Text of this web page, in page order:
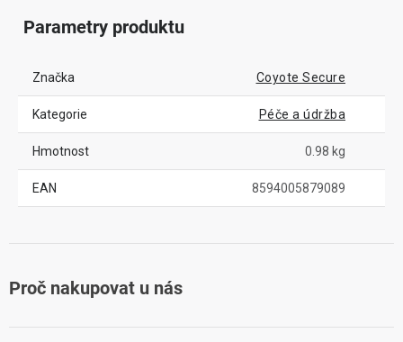
Parametry produktu
Značka Coyote Secure
Kategorie Péče a údržba
Hmotnost 0.98 kg
EAN 8594005879089
Proč nakupovat u nás